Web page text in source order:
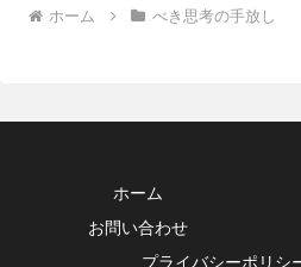
ホーム べき思考の手放し
ホーム
お問い合わせ
プライバシーポリシ